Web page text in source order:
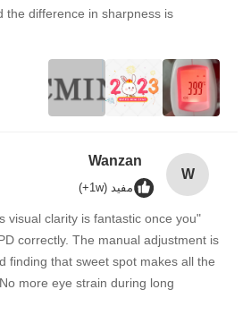
the difference in sharpness is
W
Wanzan
مفيد (1w+)
visual clarity is fantastic once you
correctly. The manual adjustment is
finding that sweet spot makes all the
more eye strain during long